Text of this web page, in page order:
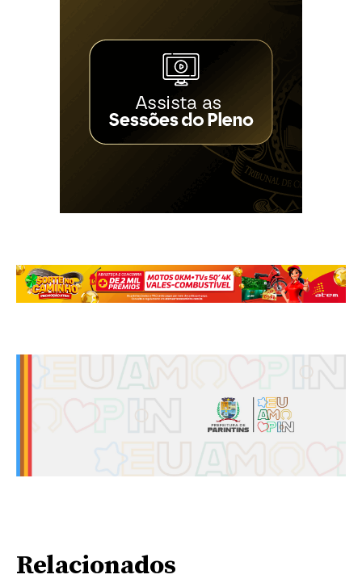
Relacionados